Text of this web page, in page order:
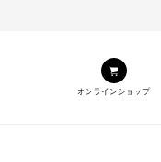
オンラインショップ